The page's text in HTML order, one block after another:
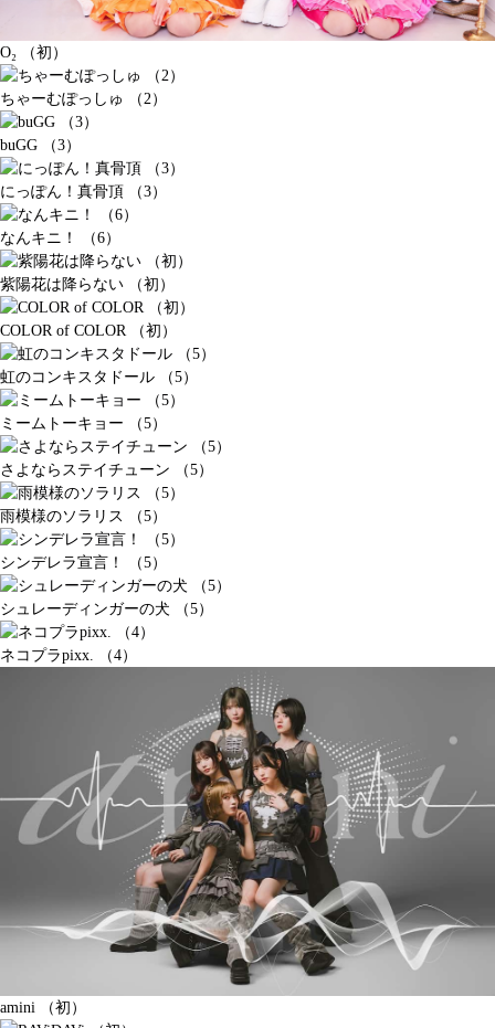
O₂ （初）
ちゃーむぽっしゅ （2）
buGG （3）
にっぽん！真骨頂 （3）
なんキニ！ （6）
紫陽花は降らない （初）
COLOR of COLOR （初）
虹のコンキスタドール （5）
ミームトーキョー （5）
さよならステイチューン （5）
雨模様のソラリス （5）
シンデレラ宣言！ （5）
シュレーディンガーの犬 （5）
ネコプラpixx. （4）
amini （初）